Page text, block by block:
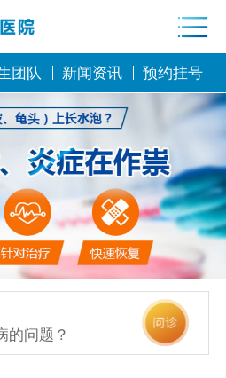
团队 新闻资讯 预约挂号
的问题？